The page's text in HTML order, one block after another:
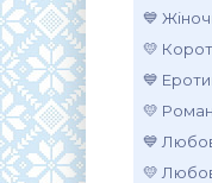
💙
💛
💙
💛
💙
💛